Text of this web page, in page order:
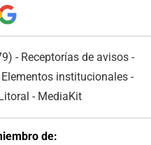
- Receptorías de avisos -
Elementos institucionales -
- MediaKit
de: